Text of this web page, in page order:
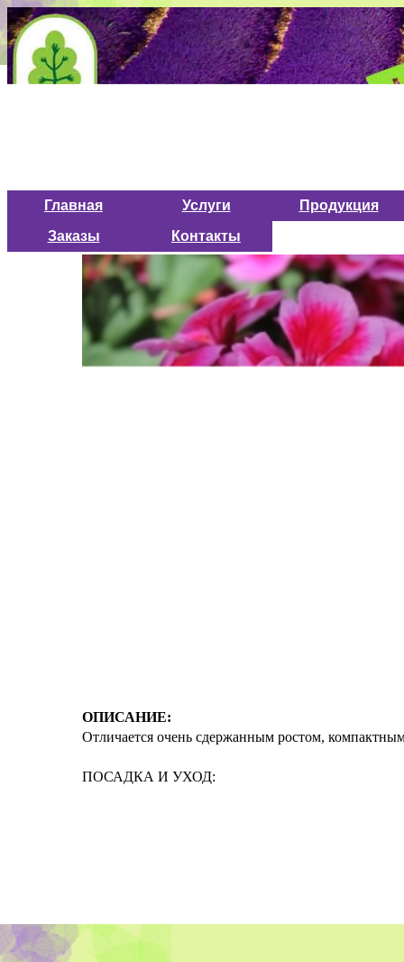
Главная Услуги
Продукция
Заказы
Контакты
ОПИСАНИЕ:
Отличается очень сдержанным ростом,
ПОСАДКА И УХОД: